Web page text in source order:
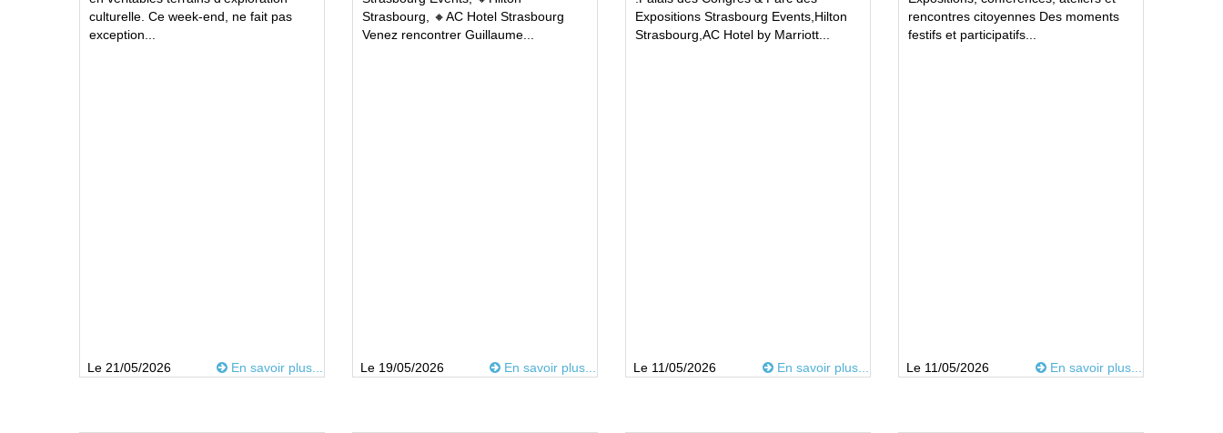
culturelle. Ce week-end, ne fait pas
exception...
Le 21/05/2026 En savoir plus...
Strasbourg, 🔸AC Hotel Strasbourg
Venez rencontrer Guillaume...
Le 19/05/2026 En savoir plus...
Expositions Strasbourg Events,Hilton
Strasbourg,AC Hotel by Marriott...
Le 11/05/2026 En savoir plus...
rencontres citoyennes Des moments
festifs et participatifs...
Le 11/05/2026 En savoir plus...